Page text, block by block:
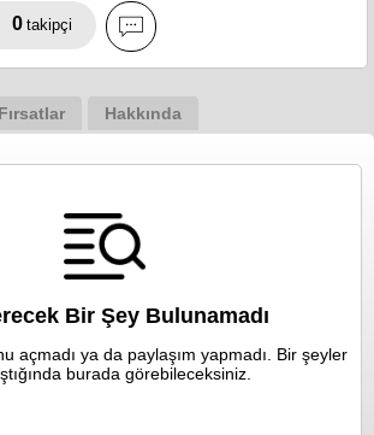
0 takipçi
Fırsatlar Hakkında
Bir Şey Bulunamadı
açmadı ya da paylaşım yapmadı. Bir şeyler
burada görebileceksiniz.